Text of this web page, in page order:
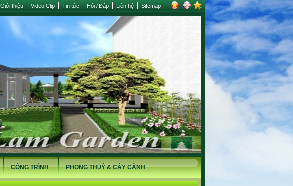
Giới thiệu Video Clip Tin tức Hỏi / Đáp Liên hệ Sitemap
CÔNG TRÌNH PHONG THUỶ & CÂY CẢNH